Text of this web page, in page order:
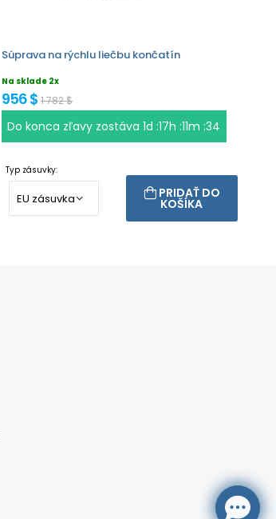
Súprava na rýchlu liečbu končatín
Na sklade 2x
956 $ 1 782 $
Do konca zľavy zostáva1d :17h :11m :33
Typ zásuvky:
PRIDAŤ DO
KOŠÍKA